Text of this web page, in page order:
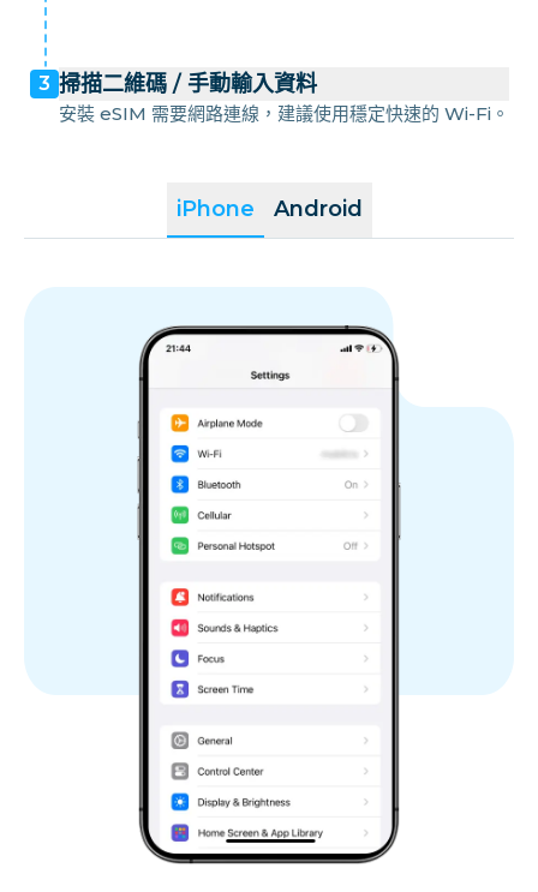
iPhone Android
3 掃描二維碼 / 手動輸入資料
安裝 eSIM 需要網路連線，建議使用穩定快速的 Wi-Fi。